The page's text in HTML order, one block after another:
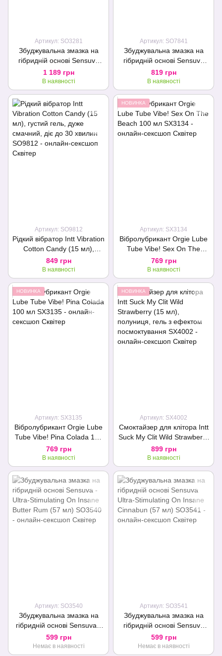
Артикул: SO3281
Збуджувальна змазка на
гібридній основі Sensuva
Ultra-Stimulating ON Insane
Ice (125 мл)
1 189 грн
В наявності
Артикул: SO7841
Збуджувальна змазка на
гібридній основі Sensuva
Ultra-Stimulating On Insane
Cotton Candy (57 мл)
819 грн
В наявності
Артикул: SO9812
Рідкий вібратор Intt Vibration
Cotton Candy (15 мл),
густий гель, дуже смачний,
діє до 30 хвилин
849 грн
В наявності
НОВИНКА
Артикул: SX3134
Вібролубрикант Orgie Lube
Tube Vibe! Sex On The
Beach 100 мл
769 грн
В наявності
НОВИНКА
Артикул: SX3135
Вібролубрикант Orgie Lube
Tube Vibe! Pina Colada 100
мл
769 грн
В наявності
НОВИНКА
Артикул: SX4002
Смоктайзер для клітора Intt
Suck My Clit Wild Strawberry
(15 мл), полуниця, гель з
ефектом посмоктування
899 грн
В наявності
Артикул: SO3540
Збуджувальна змазка на
гібридній основі Sensuva -
Ultra-Stimulating On Insane
Butter Rum (57 мл)
599 грн
Немає в наявності
Артикул: SO3541
Збуджувальна змазка на
гібридній основі Sensuva
Ultra-Stimulating On Insane
Cinnabun (57 мл)
599 грн
Немає в наявності